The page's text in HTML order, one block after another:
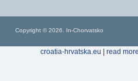
Copyright © 2026. In-Chorvatsko
croatia-hrvatska.eu | read more